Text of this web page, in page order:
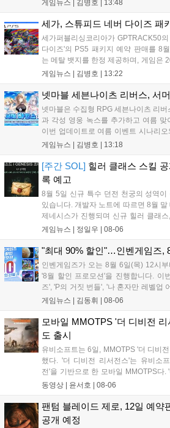
임인 아라드 수족관 메이커를 통해 다
세 정보는 공식 홈페이지에서 확인 가능
게임뉴스 | 김병호 13:48
세가, 스튜피드 네버 다이즈 패
세가퍼블리싱코리아가 GPTRACK50
다이즈'의 PS5 패키지 예약 판매를 8
는 메탈 뱃지를 한정 제공하며, 게임은
로 정식 출시된다. 좀비 주인공 데이비
럭스판 등 다양한 에디션도 함께 발매될
게임뉴스 | 김병호 13:22
넷마블 세븐나이츠 리버스, 서
넷마블은 수집형 RPG 세븐나이츠 리
과 각성 영웅 녹스를 추가하고 여름
이번 업데이트로 여름 이벤트 시나리
며, 7일간 출석 시 수영복 세인 코스튬
이벤트도 열리며, 강화 횟수에 따른 보
보상이 주어진다. 넷마블은 이번 이벤
즐길 거리를 제공할 예정이다....
게임뉴스 | 김병호 13:18
[주간 SOL] 힐러 클래스 스킬
록 예고
8월 5일 신규 특수 던전 천궁의 성역
있습니다. 개발자 노트에 따르면 8월
제네시스가 진행되며 신규 힐러 클래
등이 예고되었습니다. 또한 8일에는 신
다....
게임뉴스 | 정일우 08-06
"최대 90% 할인"…인벤게임즈,
인벤게임즈가 오는 8월 6일(목) 12시
'8월 할인 프로모션'을 진행합니다. 이
즈', 'P의 거짓 번들', '나 혼자만 레벨업
'아랑전설 시티 오브 더 울브스', '팰월
론 네이버페이 포인트 추가 적립 혜택
공식 네이버 스마트 스토어에서 확인 가
게임뉴스 | 김동휘 08-06
모바일 MMOTPS '더 디비전
도 출시
유비소프트는 6일, MMOTPS '더 디비
했다. '더 디비전 리서전스'는 유비소
전'을 기반으로 한 모바일 MMOTPS다.
사이의 시기를 배경으로 하고 있으며,
의 디비전 요원이 되어...
동영상 | 윤서호 08-06
팬텀 블레이드 제로, 12일 예
공개 예정